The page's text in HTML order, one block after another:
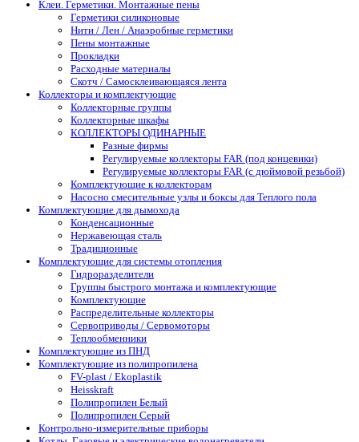
Клеи. Герметики. Монтажные пены
Герметики силиконовые
Нити / Лен / Анаэробные герметики
Пены монтажные
Прокладки
Расходные материалы
Скотч / Самосклеивающаяся лента
Коллекторы и комплектующие
Коллекторные группы
Коллекторные шкафы
КОЛЛЕКТОРЫ ОДИНАРНЫЕ
Разные фирмы
Регулируемые коллекторы FAR (под концевики)
Регулируемые коллекторы FAR (с дюймовой резьбой)
Комплектующие к коллекторам
Насосно смесительные узлы и боксы для Теплого пола
Комплектующие для дымохода
Конденсационные
Нержавеющая сталь
Традиционные
Комплектующие для системы отопления
Гидроразделители
Группы быстрого монтажа и комплектующие
Комплектующие
Распределительные коллекторы
Сервоприводы / Сервомоторы
Теплообменники
Комплектующие из ПНД
Комплектующие из полипропилена
FV-plast / Ekoplastik
Heisskraft
Полипропилен Белый
Полипропилен Серый
Контрольно-измерительные приборы